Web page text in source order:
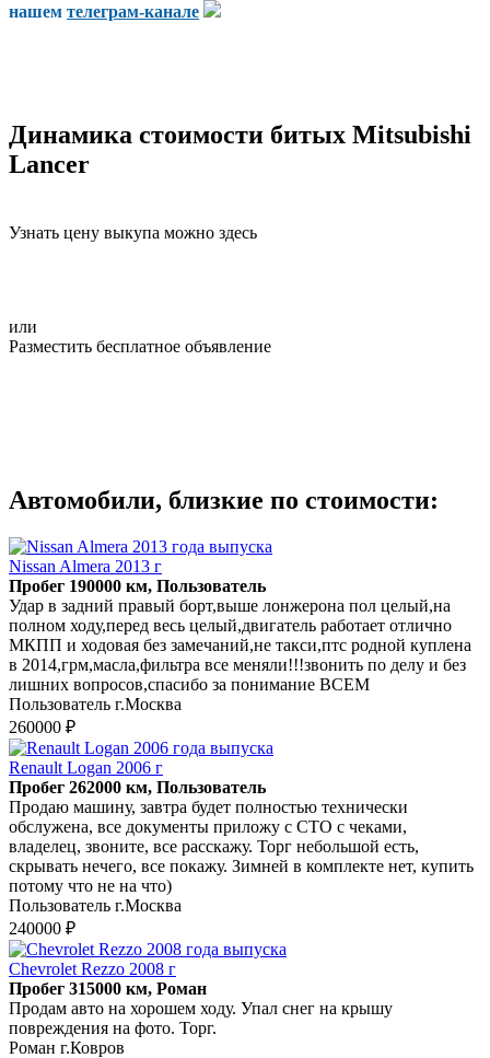
нашем телеграм-канале
Динамика стоимости битых Mitsubishi
Lancer
Узнать цену выкупа можно здесь
или
Разместить бесплатное объявление
Автомобили, близкие по стоимости:
Nissan Almera 2013 г
Пробег 190000 км, Пользователь
Удар в задний правый борт,выше лонжерона пол целый,на
полном ходу,перед весь целый,двигатель работает отлично
МКПП и ходовая без замечаний,не такси,птс родной куплена
в 2014,грм,масла,фильтра все меняли!!!звонить по делу и без
лишних вопросов,спасибо за понимание ВСЕМ
Пользователь г.Москва
260000 ₽
Renault Logan 2006 г
Пробег 262000 км, Пользователь
Продаю машину, завтра будет полностью технически
обслужена, все документы приложу с СТО с чеками,
владелец, звоните, все расскажу. Торг небольшой есть,
скрывать нечего, все покажу. Зимней в комплекте нет, купить
потому что не на что)
Пользователь г.Москва
240000 ₽
Chevrolet Rezzo 2008 г
Пробег 315000 км, Роман
Продам авто на хорошем ходу. Упал снег на крышу
повреждения на фото. Торг.
Роман г.Ковров